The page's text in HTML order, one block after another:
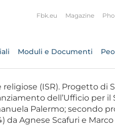
Fbk.eu Magazine
Moduli e Documenti
(ISR). Progetto di
dell’Ufficio per il
Palermo; secondo
Agnese Scafuri e